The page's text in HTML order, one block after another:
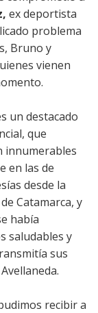
ex deportista
problema
Bruno y
vienen
un destacado
que
innumerables
en las de
desde la
Catamarca, y
había
saludables y
sus
recibir a